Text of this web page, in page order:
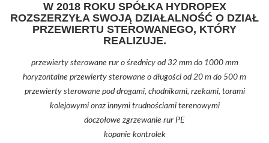
W 2018 ROKU SPÓŁKA HYDROPEX
ROZSZERZYŁA SWOJĄ DZIAŁALNOŚĆ O DZIAŁ
PRZEWIERTU STEROWANEGO, KTÓRY
REALIZUJE.
przewierty sterowane rur o średnicy od 32 mm do 1000 mm
horyzontalne przewierty sterowane o długości od 20 m do 500 m
przewierty sterowane pod drogami, chodnikami, rzekami, torami
kolejowymi oraz innymi trudnościami terenowymi
doczołowe zgrzewanie rur PE
kopanie kontrolek